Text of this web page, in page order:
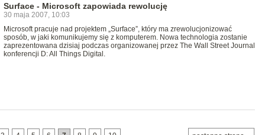
Surface - Microsoft zapowiada rewolucję
30 maja 2007, 10:03
Microsoft pracuje nad projektem „Surface”, który ma zrewolucjonizować
sposób, w jaki komunikujemy się z komputerem. Nowa technologia zostanie
zaprezentowana dzisiaj podczas organizowanej przez The Wall Street Journal
konferencji D: All Things Digital.